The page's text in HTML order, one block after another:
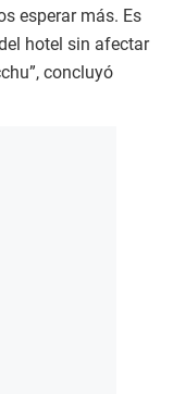
esperar más. Es
hotel sin afectar
concluyó